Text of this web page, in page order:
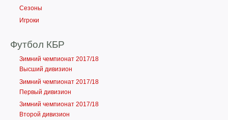
Сезоны
Игроки
Футбол КБР
Зимний чемпионат 2017/18
Высший дивизион
Зимний чемпионат 2017/18
Первый дивизион
Зимний чемпионат 2017/18
Второй дивизион